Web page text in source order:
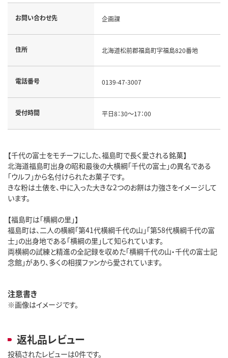
お問い合わせ先 企画課
住所 北海道松前郡福島町字福島820番地
電話番号 0139-47-3007
受付時間 平日8：30～17：00
【千代の富士をモチーフにした、福島町で長く愛される銘菓】
北海道福島町出身の昭和最後の大横綱「千代の富士」の異名である
「ウルフ」から名付けられたお菓子です。
きな粉は土俵を、中に入った大きな2つのお餅は力強さをイメージして
います。
【福島町は「横綱の里」】
福島町は、二人の横綱「第41代横綱千代の山」「第58代横綱千代の富
士」の出身地である「横綱の里」して知られています。
両横綱の試練と精進の全記録を収めた「横綱千代の山・千代の富士記
念館」があり、多くの相撲ファンから愛されています。
注意書き
※画像はイメージです。
返礼品レビュー
投稿されたレビューは0件です。